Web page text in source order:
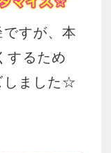
すが、本
するため
しました☆